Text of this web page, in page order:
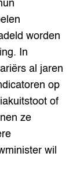
worden
In
al jaren
op
of
ze
wil